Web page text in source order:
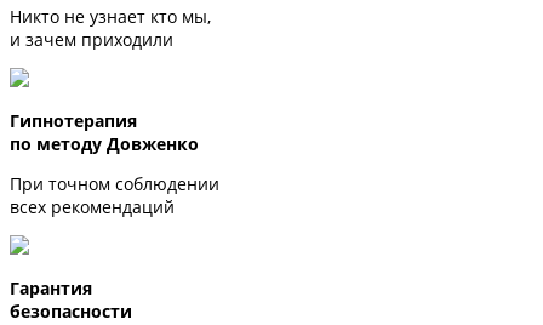
Никто не узнает кто мы,
и зачем приходили
Гипнотерапия
по методу Довженко
При точном соблюдении
всех рекомендаций
Гарантия
безопасности